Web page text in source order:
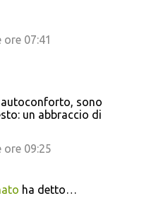
07:41
autoconforto, sono
un abbraccio di
ore 09:25
ha detto…